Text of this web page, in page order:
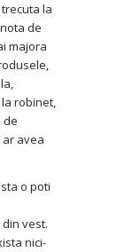
la
de
majora
robinet,
de
ar avea
o poti
vest.
nici-